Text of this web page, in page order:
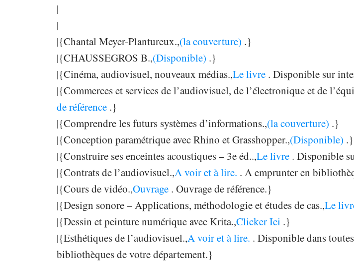
|
|
|{Chantal Meyer-Plantureux.,(la couverture) .}
|{CHAUSSEGROS B.,(Disponible) .}
|{Cinéma, audiovisuel, nouveaux médias.,Le livre . Disponible sur
|{Commerces et services de l’audiovisuel, de l’électronique et de
de référence .}
|{Comprendre les futurs systèmes d’informations.,(la couverture) .}
|{Conception paramétrique avec Rhino et Grasshopper.,(Disponible) .}
|{Construire ses enceintes acoustiques – 3e éd..,Le livre . Disponible
|{Contrats de l’audiovisuel.,A voir et à lire. . A emprunter en
|{Cours de vidéo.,Ouvrage . Ouvrage de référence.}
|{Design sonore – Applications, méthodologie et études de cas.,Le
|{Dessin et peinture numérique avec Krita.,Clicker Ici .}
|{Esthétiques de l’audiovisuel.,A voir et à lire. . Disponible dans
bibliothèques de votre département.}